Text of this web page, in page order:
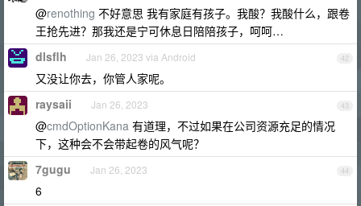
@renothing 不好意思 我有家庭有孩子。我酸？我酸什么，跟卷
王抢先进？那我还是宁可休息日陪陪孩子，呵呵…
42
dlsflh Jan 26, 2023 via Android
又没让你去，你管人家呢。
43
raysaii Jan 26, 2023
@cmdOptionKana 有道理，不过如果在公司资源充足的情况
下，这种会不会带起卷的风气呢？
44
7gugu Jan 26, 2023
6